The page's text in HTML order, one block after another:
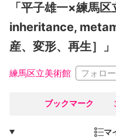
「平子雄一×練馬
inheritance,
産、変形、再生］」
練馬区立美術館 フォロ
ブックマーク
マ